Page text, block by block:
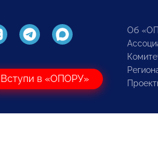
Вступи в «ОПОРУ»
Об